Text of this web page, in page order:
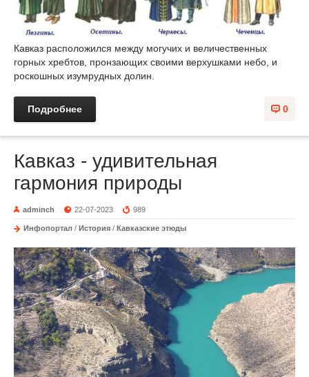
Кавказ расположился между могучих и величественных
горных хребтов, пронзающих своими верхушками небо, и
роскошных изумрудных долин.
0
Подробнее
Кавказ - удивительная
гармония природы
adminch 22-07-2023 989
Инфопортал / История / Кавказские этюды